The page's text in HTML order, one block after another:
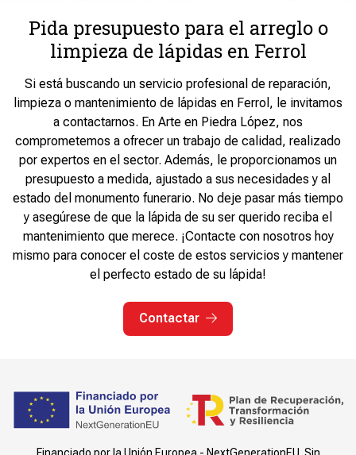
Pida presupuesto para el arreglo o
limpieza de lápidas en Ferrol
Si está buscando un servicio profesional de reparación,
limpieza o mantenimiento de lápidas en Ferrol, le invitamos
a contactarnos. En Arte en Piedra López, nos
comprometemos a ofrecer un trabajo de calidad, realizado
por expertos en el sector. Además, le proporcionamos un
presupuesto a medida, ajustado a sus necesidades y al
estado del monumento funerario. No deje pasar más tiempo
y asegúrese de que la lápida de su ser querido reciba el
mantenimiento que merece. ¡Contacte con nosotros hoy
mismo para conocer el coste de estos servicios y mantener
el perfecto estado de su lápida!
Contactar